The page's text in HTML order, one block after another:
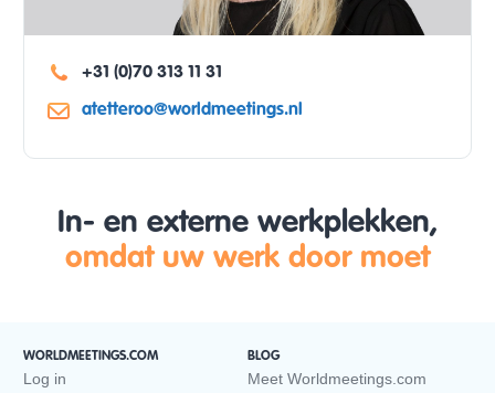
+31 (0)70 313 11 31
atetteroo@worldmeetings.nl
In- en externe werkplekken,
omdat uw werk door moet
WORLDMEETINGS.COM
Log in
BLOG
Meet Worldmeetings.com